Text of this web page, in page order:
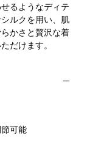
るようなディテ
ルクを用い、肌
かさと贅沢な着
だけます。
節可能